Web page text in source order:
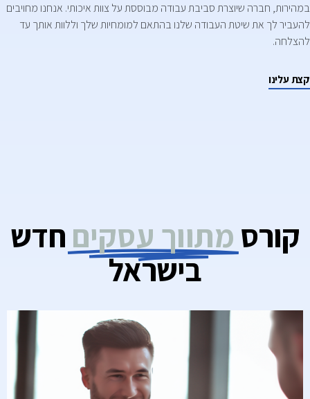
במהירות, חברה שיוצרת סביבת עבודה מבוססת על צוות איכותי. אנחנו מחויבים
להעביר לך את שיטת העבודה שלנו בהתאם למומחיות שלך וללוות אותך עד
להצלחה.
קצת עלינו
קורס מתווך עסקים חדש
בישראל